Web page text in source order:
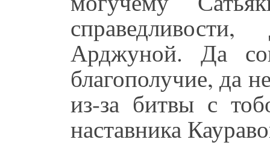
Арджуной. Да
благополучие, да
из-за битвы с
наставника